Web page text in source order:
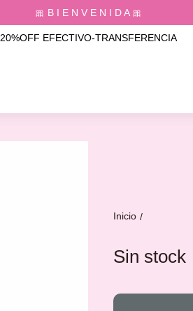
🎀 B I E N V E N I D A 🎀
20%OFF EFECTIVO-TRANSFERENCIA
Inicio /
Sin stock